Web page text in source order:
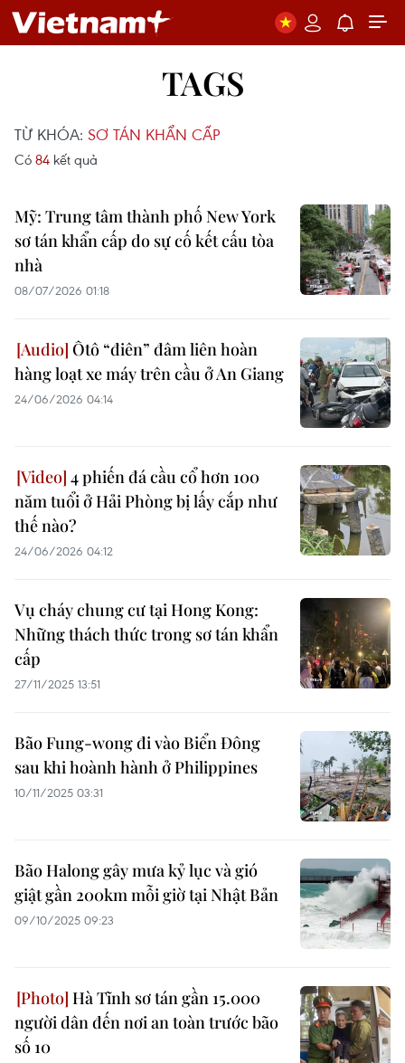
TAGS
TỪ KHÓA: SƠ TÁN KHẨN CẤP
Có 84 kết quả
Mỹ: Trung tâm thành phố New York
sơ tán khẩn cấp do sự cố kết cấu tòa
nhà
08/07/2026 01:18
Ôtô “điên” đâm liên hoàn
hàng loạt xe máy trên cầu ở An Giang
24/06/2026 04:14
4 phiến đá cầu cổ hơn 100
năm tuổi ở Hải Phòng bị lấy cắp như
thế nào?
24/06/2026 04:12
Vụ cháy chung cư tại Hong Kong:
Những thách thức trong sơ tán khẩn
cấp
27/11/2025 13:51
Bão Fung-wong đi vào Biển Đông
sau khi hoành hành ở Philippines
10/11/2025 03:31
Bão Halong gây mưa kỷ lục và gió
giật gần 200km mỗi giờ tại Nhật Bản
09/10/2025 09:23
Hà Tĩnh sơ tán gần 15.000
người dân đến nơi an toàn trước bão
số 10